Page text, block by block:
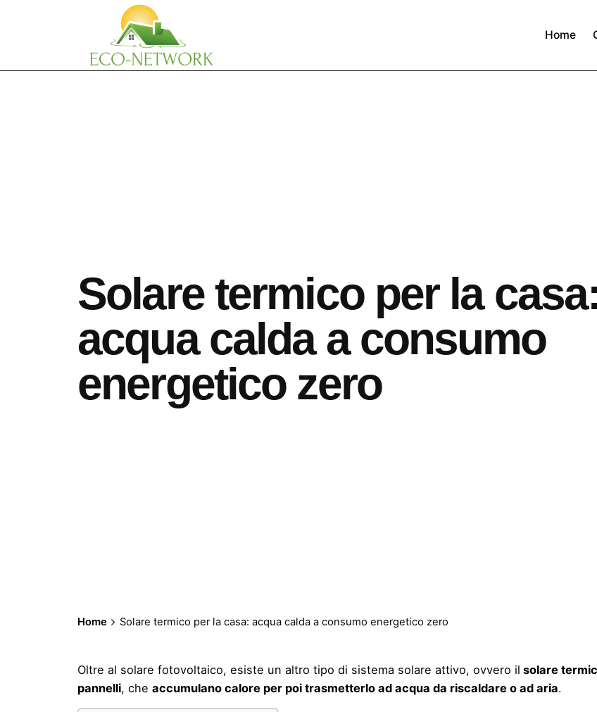
Home
Solare termico per la
acqua calda a consumo
energetico zero
Home Solare termico per la casa: acqua calda a consumo energetico zero
Oltre al solare fotovoltaico, esiste un altro tipo di sistema solare attivo, ovvero il solare
pannelli, cheaccumulano calore per poi trasmetterlo ad acqua da riscaldare o ad aria.